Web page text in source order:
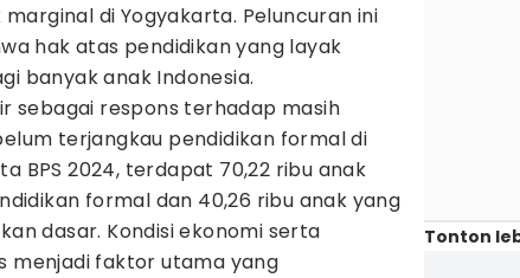
di Yogyakarta. Peluncuran ini
hak atas pendidikan yang layak
banyak anak Indonesia.
sebagai respons terhadap masih
terjangkau pendidikan formal di
BPS 2024, terdapat 70,22 ribu anak
formal dan 40,26 ribu anak yang
dasar. Kondisi ekonomi serta
menjadi faktor utama yang
Tonton